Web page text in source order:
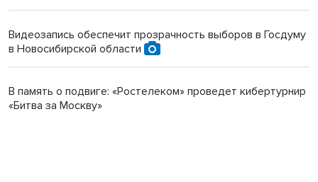
Видеозапись обеспечит прозрачность выборов в Госдуму
в Новосибирской области
В память о подвиге: «Ростелеком» проведет кибертурнир
«Битва за Москву»